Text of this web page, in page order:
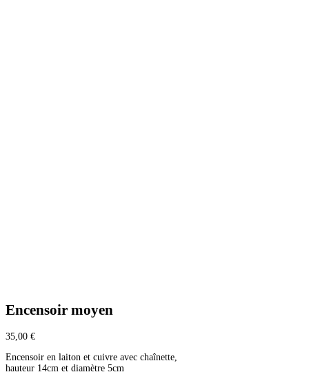
Encensoir moyen
35,00 €
Encensoir en laiton et cuivre avec chaînette,
hauteur 14cm et diamètre 5cm